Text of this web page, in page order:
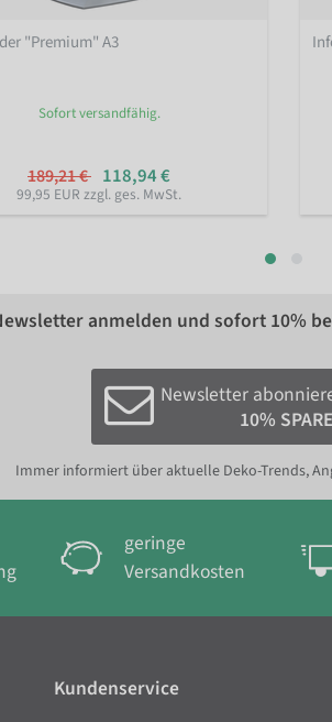
"Premium" A3
Sofort versandfähig.
189,21 € 118,94 €
99,95 EUR zzgl. ges. MwSt.
anmelden und sofort 10%
Newsletter
10%
Immer informiert über aktuelle Deko-Trends,
geringe
Versandkosten
Kundenservice